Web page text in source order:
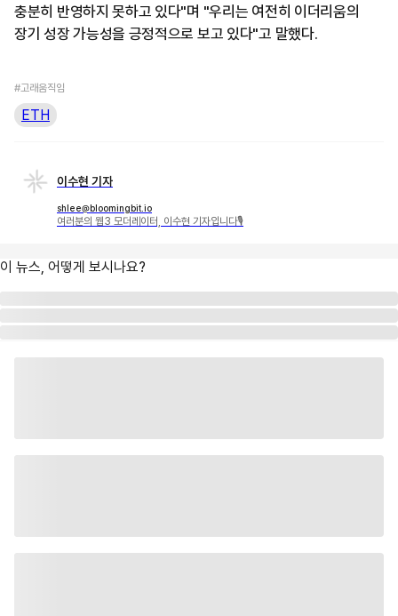
충분히 반영하지 못하고 있다"며 "우리는 여전히 이더리움의
장기 성장 가능성을 긍정적으로 보고 있다"고 말했다.
#고래움직임
ETH
이수현 기자
shlee@bloomingbit.io
여러분의 웹3 모더레이터, 이수현 기자입니다🎙
이 뉴스, 어떻게 보시나요?